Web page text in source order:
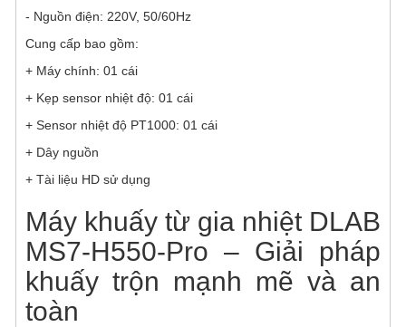
- Nguồn điện: 220V, 50/60Hz
Cung cấp bao gồm:
+ Máy chính: 01 cái
+ Kẹp sensor nhiệt độ: 01 cái
+ Sensor nhiệt độ PT1000: 01 cái
+ Dây nguồn
+ Tài liệu HD sử dụng
Máy khuấy từ gia nhiệt DLAB
MS7-H550-Pro – Giải pháp
khuấy trộn mạnh mẽ và an
toàn